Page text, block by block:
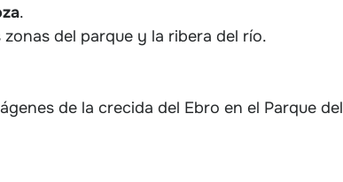
.
del parque y la ribera del río.
de la crecida del Ebro en el Parque del